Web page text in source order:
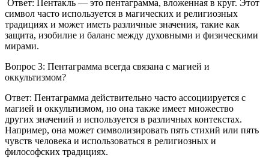
Ответ: Пентакль — это пентаграмма, вложенная в круг. Этот
символ часто используется в магических и религиозных
традициях и может иметь различные значения, такие как
защита, изобилие и баланс между духовными и физическими
мирами.
Вопрос 3: Пентаграмма всегда связана с магией и
оккультизмом?
Ответ: Пентаграмма действительно часто ассоциируется с
магией и оккультизмом, но она также имеет множество
других значений и используется в различных контекстах.
Например, она может символизировать пять стихий или пять
чувств человека и использоваться в религиозных и
философских традициях.